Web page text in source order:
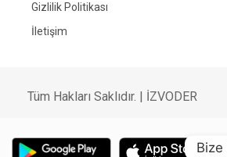
Gizlilik Politikası
İletişim
Tüm Hakları Saklıdır. | İZVODER
Bize